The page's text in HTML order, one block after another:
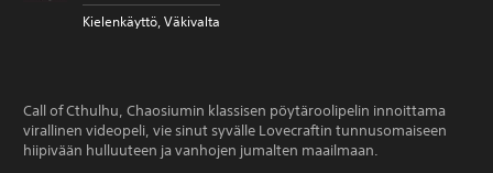
Kielenkäyttö, Väkivalta
Call of Cthulhu, Chaosiumin klassisen pöytäroolipelin innoittama
virallinen videopeli, vie sinut syvälle Lovecraftin tunnusomaiseen
hiipivään hulluuteen ja vanhojen jumalten maailmaan.